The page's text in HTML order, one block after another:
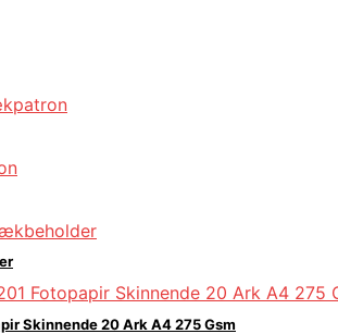
Skinnende 20 Ark A4 275 Gsm